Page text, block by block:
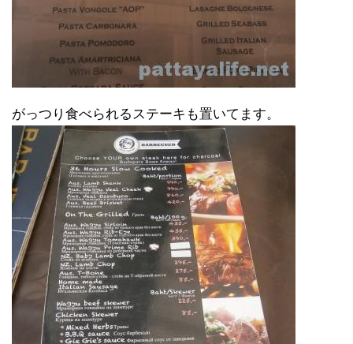
がっつり食べられるステーキも置いてます。